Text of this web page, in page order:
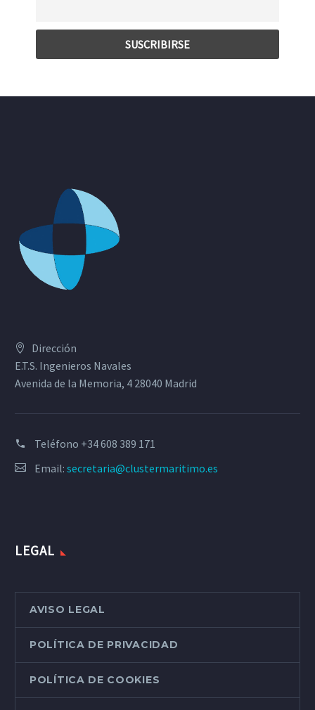
Dirección
E.T.S. Ingenieros Navales
Avenida de la Memoria, 4 28040 Madrid
Teléfono +34 608 389 171
Email: secretaria@clustermaritimo.es
LEGAL
AVISO LEGAL
POLÍTICA DE PRIVACIDAD
POLÍTICA DE COOKIES